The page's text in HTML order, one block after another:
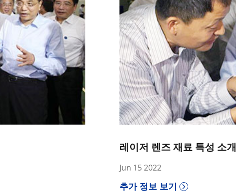
레이저 렌즈 재료 특성 소개
Jun 15 2022
추가 정보 보기